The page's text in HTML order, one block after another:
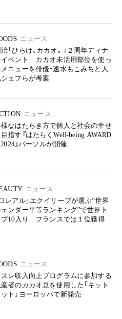
ニュース
「ひらけ、カカオ。」２周年ディナ
イベント カカオ未活用部位を使っ
メニューを俳優・速水もこみちと人
ェフらが考案
ニュース
様なはたらき方で個人と社会の幸せ
目指す『はたらくWell-being AWARD
』パーソルが開催
ニュース
ロレアル」エクイリープが選ぶ“世界
ェンダー平等ランキング”で世界ト
プ10入り フランスでは１位獲得
ニュース
スレ収入向上プログラムに参加する
者のカカオ豆を使用した「キット
ット」ヨーロッパで新発売